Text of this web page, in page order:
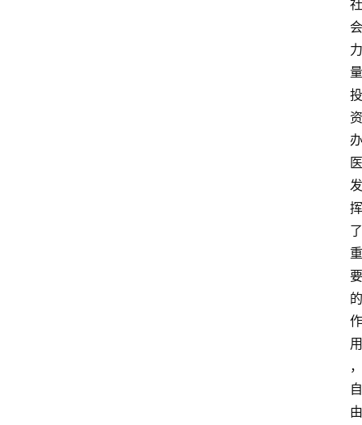
社
会
力
量
投
资
办
医
发
挥
了
重
要
的
作
用
，
自
由